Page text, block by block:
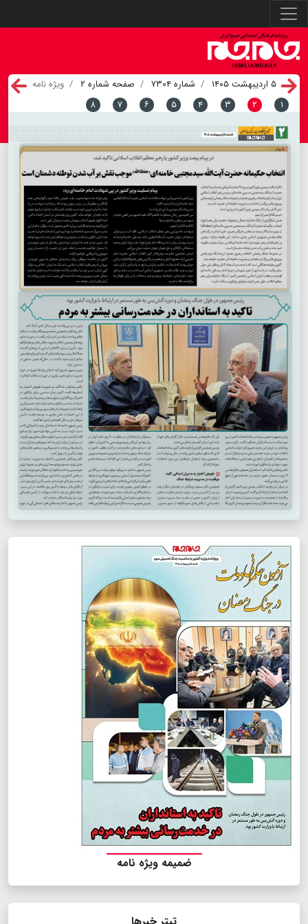
۵ اردیبهشت ۱۴۰۵ شماره ۷۳۰۴ صفحه شماره ۲
ویژه نامه
۱
۲ ۳ ۴ ۵ ۶ ۷ ۸
ضمیمه ویژه نامه